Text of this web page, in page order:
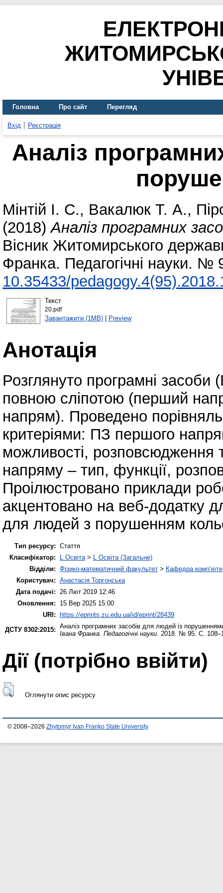
Головна Про сайт Перегляд
Вхід Реєстрація
Аналіз
Мінтій І. С., Вакалюк Т. А.,
(2018)Аналіз програмних
Вісник Житомирського
Франка. Педагогічні науки.
10.35433/
Текст
20.pdf
Завантажити (1MB)| Preview
Анотація
Розглянуто програмні
повною сліпотою (перший
напрям). Проведено
критеріями: ПЗ першого
можливості, розповсюдження
напряму – тип, функції,
Проілюстровано приклади
акцентовано на веб-додатку
для людей з порушенням
Тип ресурсу: Стаття
Класифікатор:
L Освіта > L Освіта (Загальне)
Відділи: Фізико-математичний факультет > Кафедра
Користувач: Анастасія Торгонська
Дата подачі:
26 Лют 2019 12:46
Оновлення:
15 Вер 2025 15:00
URI: https://eprints.zu.edu.ua/id/eprint/28439
ДСТУ 8302:2015: Аналіз програмних засобів для людей із
Івана Франка. Педагогічні науки . 2018. № 95. С.
Дії ​​(потрібно ввійти)
Оглянути опис ресурсу
© 2008–2026 Zhytomyr Ivan Franko State University